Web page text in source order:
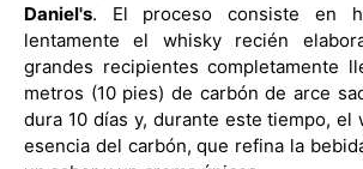
Daniel's. El proceso consiste en
lentamente el whisky recién
grandes recipientes completamente
metros (10 pies) de carbón de arce
dura 10 días y, durante este tiempo, el
esencia del carbón, que refina la